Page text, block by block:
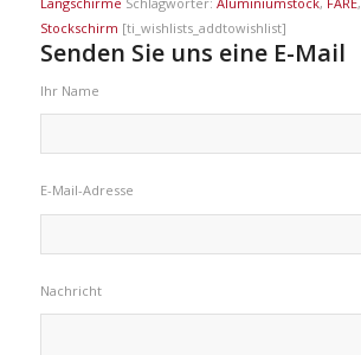
Stockschirm [ti_wishlists_addtowishlist]
Senden Sie uns eine E-Mail
Ihr Name
E-Mail-Adresse
Nachricht